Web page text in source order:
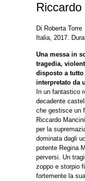
Di Roberta Torre
Italia, 2017.
Una messa in
tragedia,
disposto a
interpretato da
In un fantastico
decadente
che gestisce un
Riccardo
per la
dominata dagli
potente Regina
perversi. Un
zoppo e storpio
fortemente la